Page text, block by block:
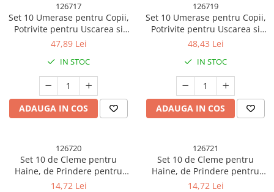
126717
Set 10 Umerase pentru Copii,
Potrivite pentru Uscarea si
Depozitarea Hainelor de
47,89 Lei
IN STOC
ADAUGA IN COS
126719
Set 10 Umerase pentru Copii,
Potrivite pentru Uscarea si
Depozitarea Hainelor de
48,43 Lei
IN STOC
ADAUGA IN COS
126720
Set 10 de Cleme pentru
Haine, de Prindere pentru
Pantaloni, Atasabile la
14,72 Lei
126721
Set 10 de Cleme pentru
Haine, de Prindere pentru
Pantaloni, Atasabile la
14,72 Lei